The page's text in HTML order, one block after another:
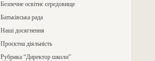
Безпечне освітнє середовище
Батьківська рада
Наші досягнення
Проєктна діяльність
Рубрика “Директор школи”